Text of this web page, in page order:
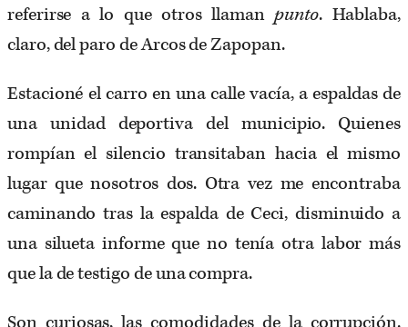
referirse a lo que otros llamanpunto. Hablaba,
claro, del paro de Arcos de Zapopan.
Estacioné el carro en una calle vacía, a espaldas de
una unidad deportiva del municipio. Quienes
rompían el silencio transitaban hacia el mismo
lugar que nosotros dos. Otra vez me encontraba
caminando tras la espalda de Ceci, disminuido a
una silueta informe que no tenía otra labor más
que la de testigo de una compra.